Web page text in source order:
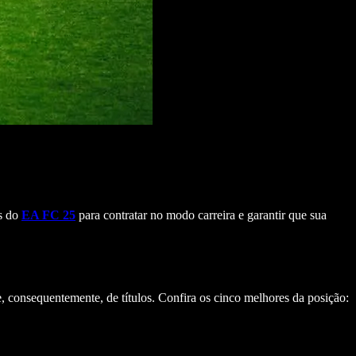
do EA FC 25 para contratar no modo carreira e garantir que sua
de títulos. Confira os cinco melhores da posição: